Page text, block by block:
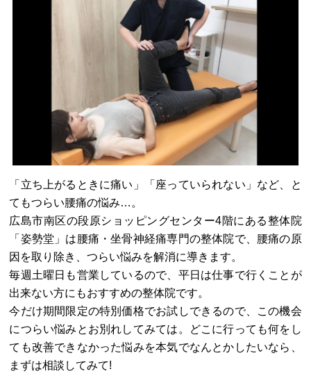
「立ち上がるときに痛い」「座っていられない」など、と
てもつらい腰痛の悩み…。
広島市南区の段原ショッピングセンター4階にある整体院
「姿勢堂」は腰痛・坐骨神経痛専門の整体院で、腰痛の原
因を取り除き、つらい悩みを解消に導きます。
毎週土曜日も営業しているので、平日は仕事で行くことが
出来ない方にもおすすめの整体院です。
今だけ期間限定の特別価格でお試しできるので、この機会
につらい悩みとお別れしてみては。どこに行っても何をし
ても改善できなかった悩みを本気でなんとかしたいなら、
まずは相談してみて!